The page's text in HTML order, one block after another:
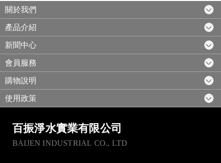
關於我們
產品介紹
新聞中心
會員服務
購物說明
使用政策
百振淨水實業有限公司
BAIJEN INDUSTRIAL CO., LTD